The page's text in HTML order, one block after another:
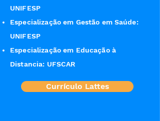
UNIFESP
Especialização em Gestão em Saúde:
UNIFESP
Especialização em Educação à
Distancia: UFSCAR
Currículo Lattes